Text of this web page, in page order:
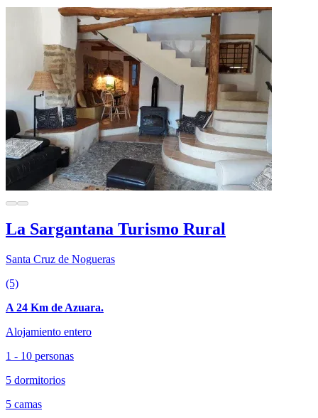
La Sargantana Turismo Rural
Santa Cruz de Nogueras
(5)
A 24 Km de Azuara.
Alojamiento entero
1 - 10 personas
5 dormitorios
5 camas